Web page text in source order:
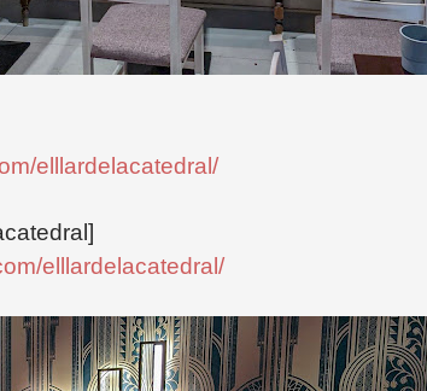
elllardelacatedral/
elllardelacatedral/